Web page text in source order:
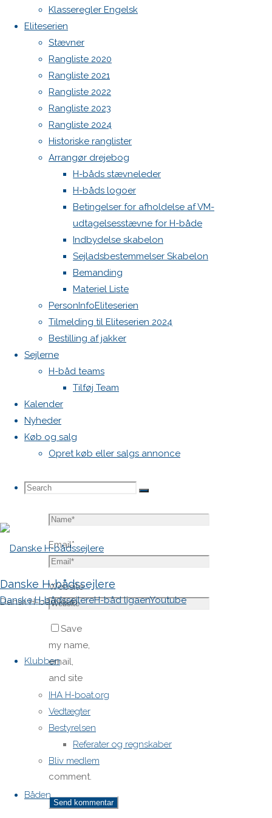
Klasseregler Engelsk
Eliteserien
Stævner
Rangliste 2020
Rangliste 2021
Rangliste 2022
Rangliste 2023
Rangliste 2024
Historiske ranglister
Arrangør drejebog
H-båds stævneleder
H-båds logoer
Betingelser for afholdelse af VM-
udtagelsesstævne for H-både
Indbydelse skabelon
Sejladsbestemmelser Skabelon
Bemanding
Materiel Liste
PersonInfoEliteserien
Tilmelding til Eliteserien 2024
Bestilling af jakker
Sejlerne
H-båd teams
Tilføj Team
Kalender
Nyheder
Køb og salg
Opret køb eller salgs annonce
Search
Search
Search
Danske H-bådssejlere
Dansk H-båd klub
Danske H-bådssejlereH-båd ligaenYoutube
Klubben
IHA H-boat.org
Vedtægter
Bestyrelsen
Referater og regnskaber
Bliv medlem
Båden
Previous
image
Next
image
Skriv
et
svar
Din e-
mailadresse
vil ikke
blive
publiceret.
Krævede
felter er
markeret
med*
Comment
Email*
Website
Save
my name,
email,
and site
URL in my
browser
for next
time I
post a
comment.
WordPress.org